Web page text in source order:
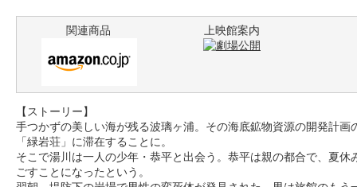
関連商品 上映館案内
【ストーリー】
手つかずの美しい海が残る波璃ヶ浦。その海底鉱物資源の開発計画
「緑岩荘」に滞在することに。
そこで湯川は一人の少年・恭平と出会う。恭平は親の都合で、夏休
ごすことになったという。